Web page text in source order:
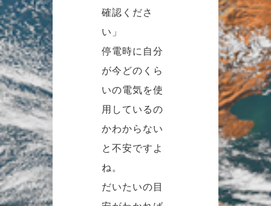
確認くださ
い」
停電時に自分
が今どのくら
いの電気を使
用しているの
かわからない
と不安ですよ
ね。
だいたいの目